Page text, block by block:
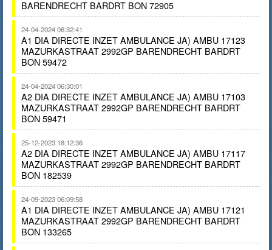
BARENDRECHT BARDRT BON 72905
24-04-2024 06:32:41
A1 DIA DIRECTE INZET AMBULANCE JA) AMBU 17123
MAZURKASTRAAT 2992GP BARENDRECHT BARDRT
BON 59472
24-04-2024 06:30:01
A2 DIA DIRECTE INZET AMBULANCE JA) AMBU 17103
MAZURKASTRAAT 2992GP BARENDRECHT BARDRT
BON 59471
25-12-2023 18:12:36
A2 DIA DIRECTE INZET AMBULANCE JA) AMBU 17117
MAZURKASTRAAT 2992GP BARENDRECHT BARDRT
BON 182539
24-09-2023 06:09:58
A1 DIA DIRECTE INZET AMBULANCE JA) AMBU 17121
MAZURKASTRAAT 2992GP BARENDRECHT BARDRT
BON 133265